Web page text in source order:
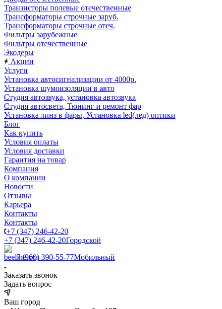
Транзисторы полевые отечественные
Трансформаторы строчные заруб.
Трансформаторы строчные отеч.
Фильтры зарубежные
Фильтры отечественные
Экодеры
Акции
Услуги
Установка автосигнализации от 4000р.
Установка шумоизоляции в авто
Студия автозвука, установка автозвука
Студия автосвета, Тюнинг и ремонт фар
Установка линз в фары, Установка led(лед) оптики
Блог
Как купить
Условия оплаты
Условия доставки
Гарантия на товар
Компания
О компании
Новости
Отзывы
Карьера
Контакты
Контакты
+7 (347) 246-42-20
+7 (347) 246-42-20Городской
+7 (960) 390-55-77Мобильный
Заказать звонок
Задать вопрос
Ваш город